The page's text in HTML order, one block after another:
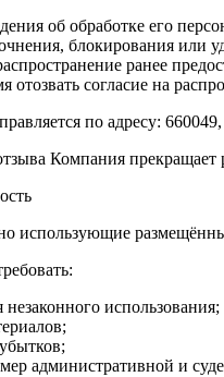
об обработке его
блокирования или
ранее
отозвать согласие на
по адресу:
Компания прекращает
использующие
использования;
административной и